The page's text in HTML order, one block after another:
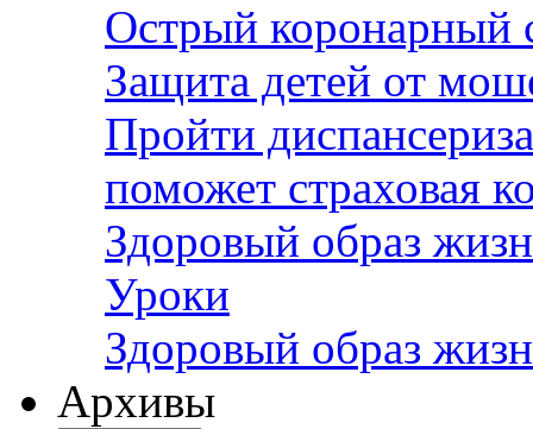
Острый коронарный
Защита детей от
Пройти
поможет страховая
Здоровый образ
Уроки
Здоровый образ
Архивы